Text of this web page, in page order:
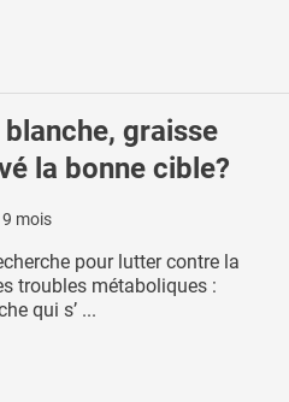
blanche, graisse
la bonne cible?
mois
pour lutter contre la
troubles métaboliques :
qui s’ ...